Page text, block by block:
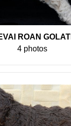
ROAN
4 photos